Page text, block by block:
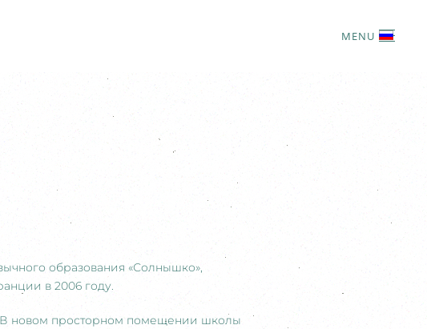
MENU
образования «Солнышко»,
в 2006 году.
В новом просторном помещении школы